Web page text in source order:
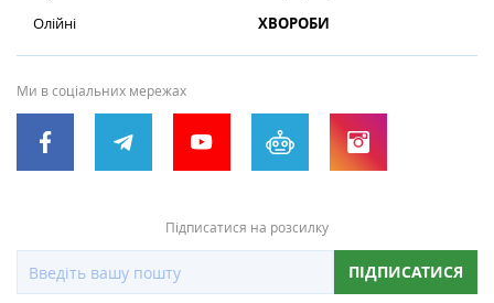
Олійні
ХВОРОБИ
Ми в соціальних мережах
Підписатися на розсилку
ПІДПИСАТИСЯ